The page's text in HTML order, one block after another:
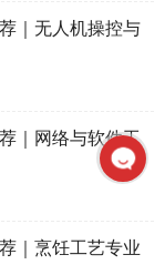
｜无人机操控与
｜网络与软件工
｜烹饪工艺专业